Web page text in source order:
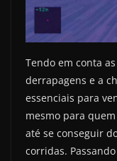
Tendo em conta
derrapagens e a
essenciais para
mesmo para
até se conseguir
corridas.